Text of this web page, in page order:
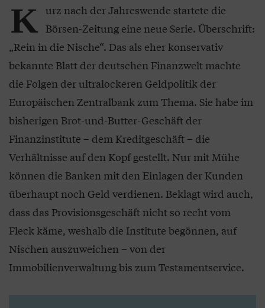
K urz nach der Jahreswende startete die
Börsen-Zeitung eine neue Serie. Überschrift:
„Rein in die Nische“. Das als eher konservativ
bekannte Blatt der deutschen Finanzwelt machte
die Folgen der ultralockeren Geldpolitik der
Europäischen Zentralbank zum Thema. Sie habe im
bisherigen Brot-und-Butter-Geschäft der
Finanzinstitute – dem Kreditgeschäft – die
Verhältnisse auf den Kopf gestellt. Nur mit Mühe
können die Banken mit den Einlagen der Kunden
überhaupt noch Geld verdienen. Beklagt wird auch,
dass das Provisionsgeschäft nicht so recht vom
Fleck käme, weshalb die Institute begönnen, auf
Nischen auszuweichen – von der
Immobilienverwaltung bis zum Testamentservice.